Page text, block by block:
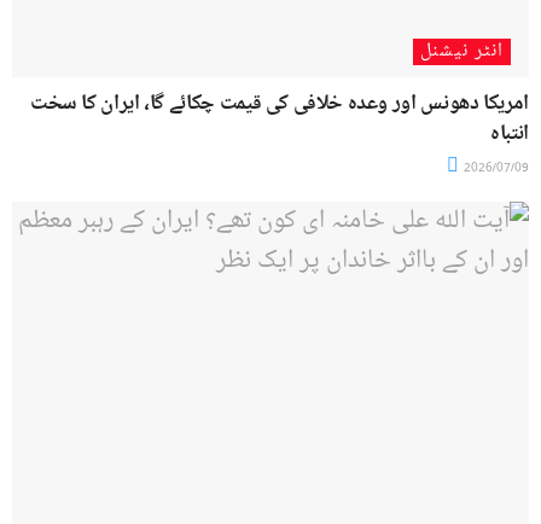
انٹر نیشنل
امریکا دھونس اور وعدہ خلافی کی قیمت چکائے گا، ایران کا سخت
انتباہ
2026/07/09